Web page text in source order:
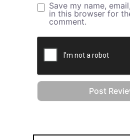
Save my name,
in this browser for
comment.